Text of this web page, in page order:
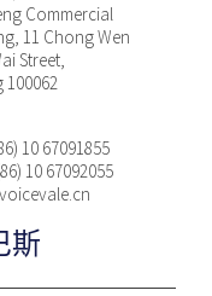
Commercial
11 Chong Wen
Street,
100062
10 67091855
10 67092055
斯